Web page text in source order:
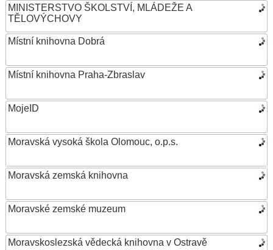
MINISTERSTVO ŠKOLSTVÍ, MLÁDEŽE A
TĚLOVÝCHOVY
Místní knihovna Dobrá
Místní knihovna Praha-Zbraslav
MojeID
Moravská vysoká škola Olomouc, o.p.s.
Moravská zemská knihovna
Moravské zemské muzeum
Moravskoslezská vědecká knihovna v Ostravě